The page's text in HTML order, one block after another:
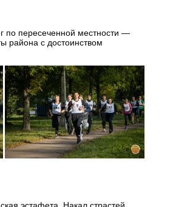
по пересеченной местности —
района с достоинством
эстафета. Накал страстей,